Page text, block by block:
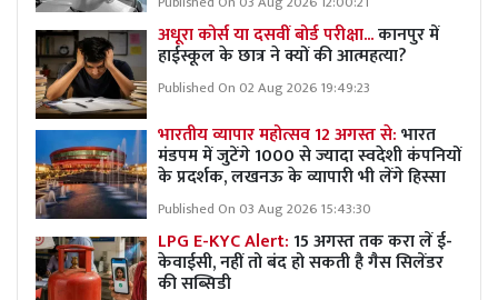
अधूरा कोर्स या दसवीं बोर्ड परीक्षा...कानपुर में
हाईस्कूल के छात्र ने क्यों की आत्महत्या?
Published On 02 Aug 2026 19:49:23
भारतीय व्यापार महोत्सव 12 अगस्त से:भारत
मंडपम में जुटेंगे 1000 से ज्यादा स्वदेशी कंपनियों
के प्रदर्शक, लखनऊ के व्यापारी भी लेंगे हिस्सा
Published On 03 Aug 2026 15:43:30
LPG E-KYC Alert:15 अगस्त तक करा लें ई-
केवाईसी, नहीं तो बंद हो सकती है गैस सिलेंडर
की सब्सिडी